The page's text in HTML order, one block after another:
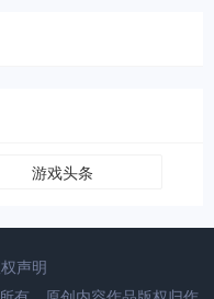
游戏头条
声明